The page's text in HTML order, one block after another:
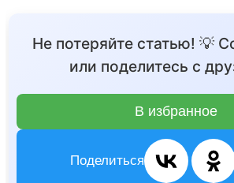
Не потеряйте статью! 💡
или поделитесь с
В избранное
Поделиться